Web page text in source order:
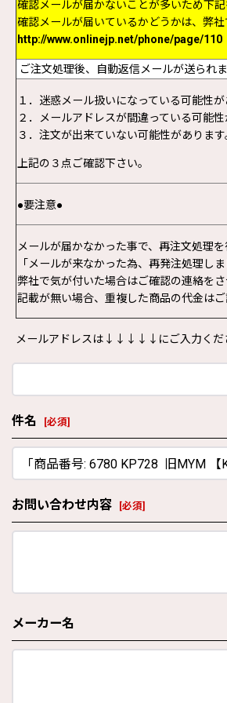
確認メールが届かないことが多いため下
確認メールが届いているかどうかは、弊
http://www.onlinejp.net/phone/page/110
ご注文処理後、自動返信メールが送られ
１．迷惑メール扱いになっている可能性が
２．メールアドレスが間違っている可能性
３．注文が出来ていない可能性があります
上記の３点ご確認下さい。
●要注意●
メールが届かなかった事で、再注文処理を
「メールが来なかった為、再発注処理し
弊社で気が付いた場合はご確認の連絡を
記載が無い場合、重複した商品の代金は
メールアドレスは↓↓↓↓↓にご入力くだ
件名 [必須]
お問い合わせ内容 [必須]
メーカー名